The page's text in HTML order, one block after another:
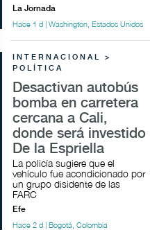
La Jornada
Hace 1 d | Washington, Estados Unidos
INTERNACIONAL >
POLÍTICA
Desactivan autobús
bomba en carretera
cercana a Cali,
donde será investido
De la Espriella
La policía sugiere que el
vehículo fue acondicionado por
un grupo disidente de las
FARC
Efe
Hace 2 d | Bogotá, Colombia